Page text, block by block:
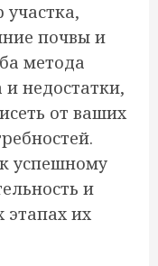
почвы и
метода
недостатки,
от ваших
успешному
и
этапах их